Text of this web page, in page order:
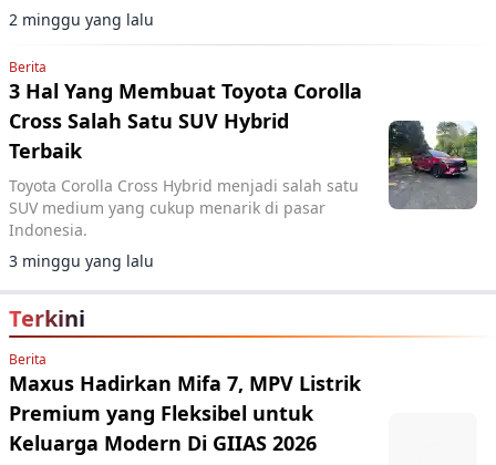
2 minggu yang lalu
Berita
3 Hal Yang Membuat Toyota Corolla
Cross Salah Satu SUV Hybrid
Terbaik
Toyota Corolla Cross Hybrid menjadi salah satu
SUV medium yang cukup menarik di pasar
Indonesia.
3 minggu yang lalu
Terkini
Berita
Maxus Hadirkan Mifa 7, MPV Listrik
Premium yang Fleksibel untuk
Keluarga Modern Di GIIAS 2026